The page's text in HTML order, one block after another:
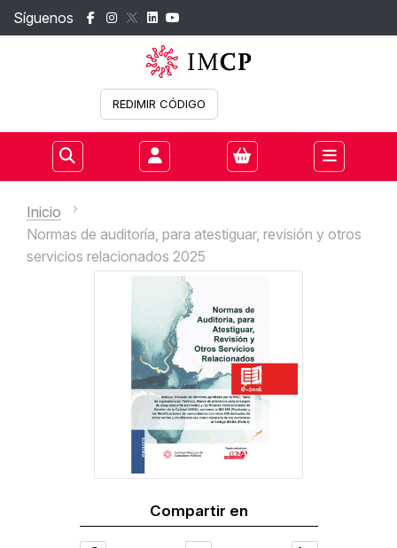
Síguenos
REDIMIR CÓDIGO
Inicio
Normas de auditoría, para atestiguar, revisión y otros
servicios relacionados 2025
Compartir en